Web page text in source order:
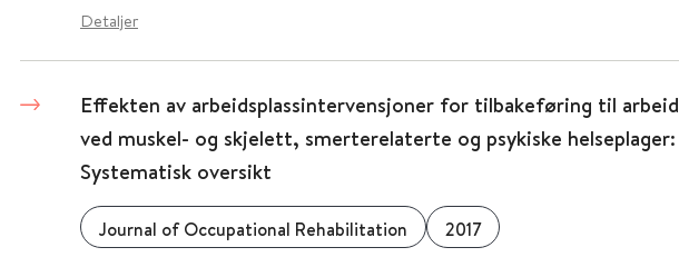
Detaljer
Effekten av arbeidsplassintervensjoner for tilbakeføring til arbeid
ved muskel- og skjelett, smerterelaterte og psykiske helseplager:
Systematisk oversikt
Journal of Occupational Rehabilitation 2017